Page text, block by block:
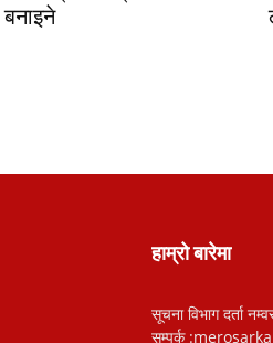
बनाइने
हाम्रो बारेमा
सूचना विभाग दर्ता
सम्पर्क